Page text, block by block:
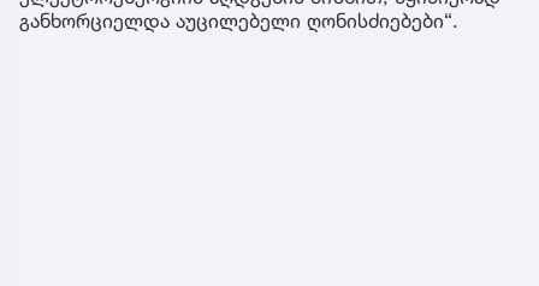
განხორციელდა აუცილებელი ღონისძიებები“.